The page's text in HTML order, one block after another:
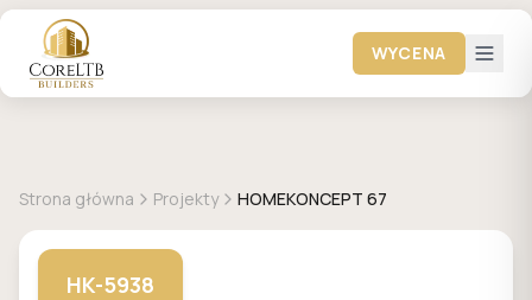
WYCENA
Strona główna Projekty HOMEKONCEPT 67
HK-5938